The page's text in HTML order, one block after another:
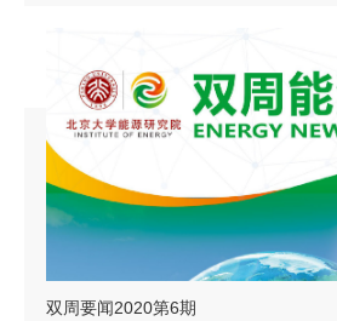
双周要闻2020第6期